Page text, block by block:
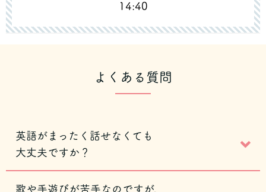
14:40
よくある質問
英語がまったく話せなくても
大丈夫ですか？
歌や手遊びが苦手なのですが、